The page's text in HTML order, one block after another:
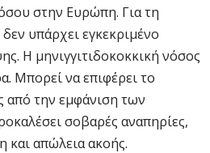
στην Ευρώπη. Για τη
υπάρχει εγκεκριμένο
Η μηνιγγιτιδοκοκκική νόσος
Μπορεί να επιφέρει το
από την εμφάνιση των
σοβαρές αναπηρίες,
και απώλεια ακοής.